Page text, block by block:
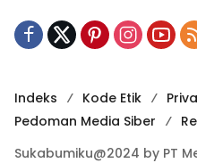
Indeks Kode Etik
Pedoman Media Siber
Sukabumiku@2024 by PT